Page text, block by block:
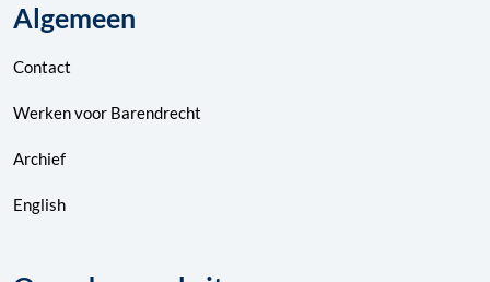
Algemeen
Contact
Werken voor Barendrecht
Archief
English